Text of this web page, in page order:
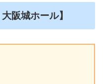
大阪城ホール】